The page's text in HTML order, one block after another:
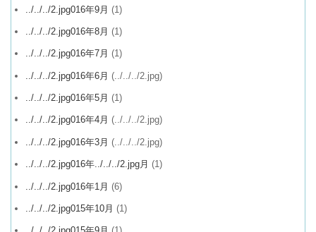
../../../2.jpg016年9月 (1)
../../../2.jpg016年8月 (1)
../../../2.jpg016年7月 (1)
../../../2.jpg016年6月 (../../../2.jpg)
../../../2.jpg016年5月 (1)
../../../2.jpg016年4月 (../../../2.jpg)
../../../2.jpg016年3月 (../../../2.jpg)
../../../2.jpg016年../../../2.jpg月 (1)
../../../2.jpg016年1月 (6)
../../../2.jpg015年10月 (1)